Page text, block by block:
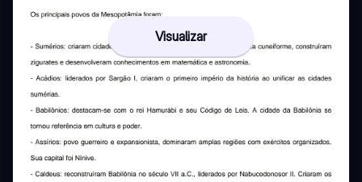
Visualizar